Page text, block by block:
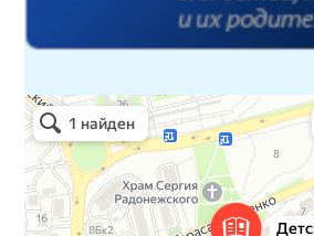
Детская библиотека № 14 Дружбы народов
Библиотека в Севастополе